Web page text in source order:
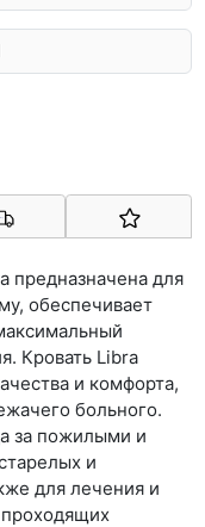
Мед
предназначена для
обеспечивает
Кровать Libra
и комфорта,
больного.
за пожилыми и
и
для лечения и
проходящих